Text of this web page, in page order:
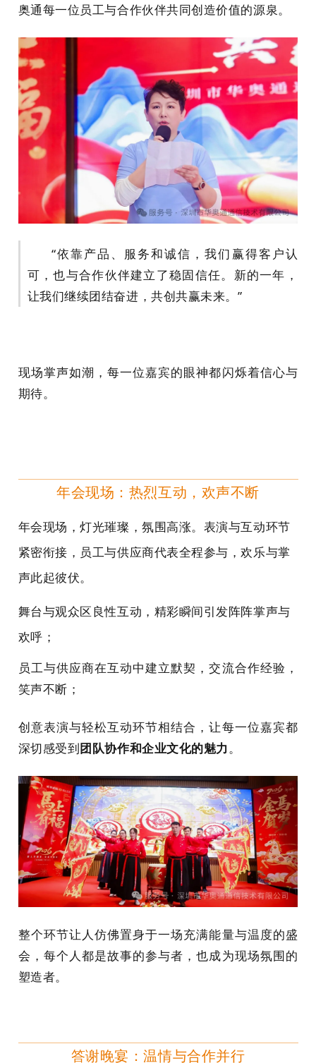
奥通每一位员工与合作伙伴共同创造价值的源泉。
“依靠产品、服务和诚信，我们赢得客户认
可，也与合作伙伴建立了稳固信任。新的一年，
让我们继续团结奋进，共创共赢未来。”
现场掌声如潮，每一位嘉宾的眼神都闪烁着信心与
期待。
年会现场：热烈互动，欢声不断
年会现场，灯光璀璨，氛围高涨。表演与互动环节
紧密衔接，员工与供应商代表全程参与，欢乐与掌
声此起彼伏。
舞台与观众区良性互动，精彩瞬间引发阵阵掌声与
欢呼；
员工与供应商在互动中建立默契，交流合作经验，
笑声不断；
创意表演与轻松互动环节相结合，让每一位嘉宾都
深切感受到团队协作和企业文化的魅力。
整个环节让人仿佛置身于一场充满能量与温度的盛
会，每个人都是故事的参与者，也成为现场氛围的
塑造者。
答谢晚宴：温情与合作并行